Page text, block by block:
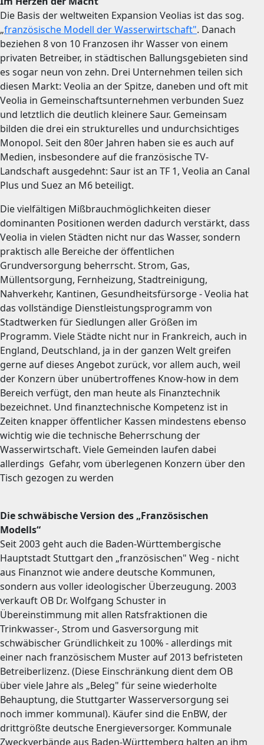
Die Basis der weltweiten Expansion Veolias ist das sog.
„französische Modell der Wasserwirtschaft". Danach
beziehen 8 von 10 Franzosen ihr Wasser von einem
privaten Betreiber, in städtischen Ballungsgebieten sind
es sogar neun von zehn. Drei Unternehmen teilen sich
diesen Markt: Veolia an der Spitze, daneben und oft mit
Veolia in Gemeinschaftsunternehmen verbunden Suez
und letztlich die deutlich kleinere Saur. Gemeinsam
bilden die drei ein strukturelles und undurchsichtiges
Monopol. Seit den 80er Jahren haben sie es auch auf
Medien, insbesondere auf die französische TV-
Landschaft ausgedehnt: Saur ist an TF 1, Veolia an Canal
Plus und Suez an M6 beteiligt.
Die vielfältigen Mißbrauchmöglichkeiten dieser
dominanten Positionen werden dadurch verstärkt, dass
Veolia in vielen Städten nicht nur das Wasser, sondern
praktisch alle Bereiche der öffentlichen
Grundversorgung beherrscht. Strom, Gas,
Müllentsorgung, Fernheizung, Stadtreinigung,
Nahverkehr, Kantinen, Gesundheitsfürsorge - Veolia hat
das vollständige Dienstleistungsprogramm von
Stadtwerken für Siedlungen aller Größen im
Programm. Viele Städte nicht nur in Frankreich, auch in
England, Deutschland, ja in der ganzen Welt greifen
gerne auf dieses Angebot zurück, vor allem auch, weil
der Konzern über unübertroffenes Know-how in dem
Bereich verfügt, den man heute als Finanztechnik
bezeichnet. Und finanztechnische Kompetenz ist in
Zeiten knapper öffentlicher Kassen mindestens ebenso
wichtig wie die technische Beherrschung der
Wasserwirtschaft. Viele Gemeinden laufen dabei
allerdings Gefahr, vom überlegenen Konzern über den
Tisch gezogen zu werden
Die schwäbische Version des „Französischen
Modells“
Seit 2003 geht auch die Baden-Württembergische
Hauptstadt Stuttgart den „französischen" Weg - nicht
aus Finanznot wie andere deutsche Kommunen,
sondern aus voller ideologischer Überzeugung. 2003
verkauft OB Dr. Wolfgang Schuster in
Übereinstimmung mit allen Ratsfraktionen die
Trinkwasser-, Strom und Gasversorgung mit
schwäbischer Gründlichkeit zu 100% - allerdings mit
einer nach französischem Muster auf 2013 befristeten
Betreiberlizenz. (Diese Einschränkung dient dem OB
über viele Jahre als „Beleg" für seine wiederholte
Behauptung, die Stuttgarter Wasserversorgung sei
noch immer kommunal). Käufer sind die EnBW, der
drittgrößte deutsche Energieversorger. Kommunale
Zweckverbände aus Baden-Württemberg halten an ihm